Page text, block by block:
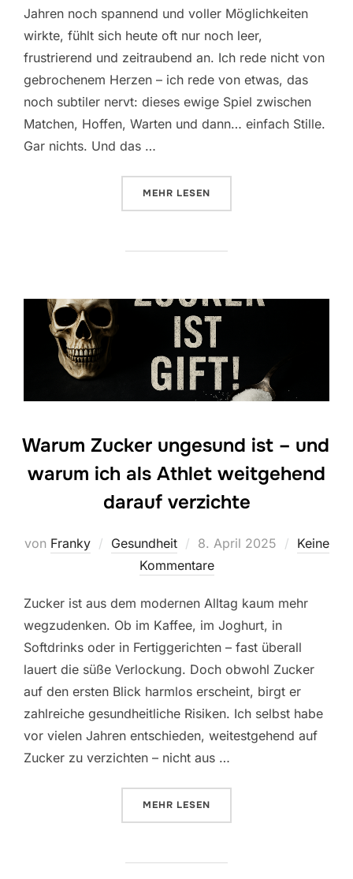
Jahren noch spannend und voller Möglichkeiten
wirkte, fühlt sich heute oft nur noch leer,
frustrierend und zeitraubend an. Ich rede nicht von
gebrochenem Herzen – ich rede von etwas, das
noch subtiler nervt: dieses ewige Spiel zwischen
Matchen, Hoffen, Warten und dann… einfach Stille.
Gar nichts. Und das …
MEHR ÜBER „🧠 WARUM MICH
LESEN
Warum Zucker ungesund ist – und
warum ich als Athlet weitgehend
darauf verzichte
von Franky Gesundheit
Veröffentlicht
am
8. April 2025
Keine
Kommentare
Zucker ist aus dem modernen Alltag kaum mehr
wegzudenken. Ob im Kaffee, im Joghurt, in
Softdrinks oder in Fertiggerichten – fast überall
lauert die süße Verlockung. Doch obwohl Zucker
auf den ersten Blick harmlos erscheint, birgt er
zahlreiche gesundheitliche Risiken. Ich selbst habe
vor vielen Jahren entschieden, weitestgehend auf
Zucker zu verzichten – nicht aus …
MEHR ÜBER „WARUM ZUCKER
LESEN